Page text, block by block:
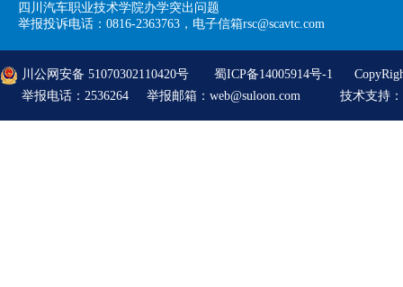
四川汽车职业技术学院办学突出问题
举报投诉电话：0816-2363763，电子信箱rsc@scavtc.com
川公网安备 51070302110420号 蜀ICP备14005914号-1
举报电话：2536264 举报邮箱：web@suloon.com
技术支持